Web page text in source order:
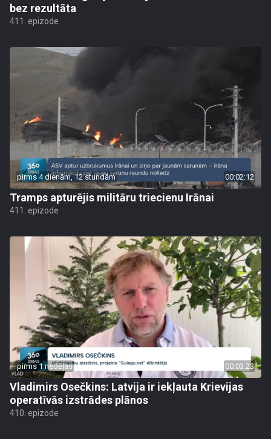
bez rezultāta
411. epizode
pirms 4 dienām, 12 stundām 00:02:12
Tramps apturējis militāru triecienu Irānai
411. epizode
pirms 1 nedēļas 00:03:23
Vladimirs Osečkins: Latvija ir iekļauta Krievijas
operatīvās izstrādes plānos
410. epizode